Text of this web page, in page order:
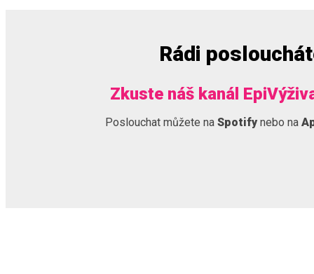
Rádi
Zkuste náš kanál
Poslouchat můžete na Spotify nebo na